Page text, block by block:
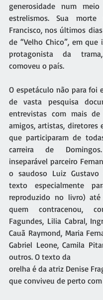
generosidade num
estrelismos. Sua
Francisco, nos últimos
de “Velho Chico”, em que
protagonista da
O espetáculo não para foi
de vasta pesquisa
entrevistas com mais
amigos, artistas, diretores
que participaram de
carreira de
inseparável parceiro
o saudoso Luiz
texto especialmente
reproduzido no livro) até
quem contracenou,
Fagundes, Lilia Cabral,
Cauã Raymond, Maria
Gabriel Leone, Camila
outros. O texto da
orelha é da atriz Denise
que conviveu de perto